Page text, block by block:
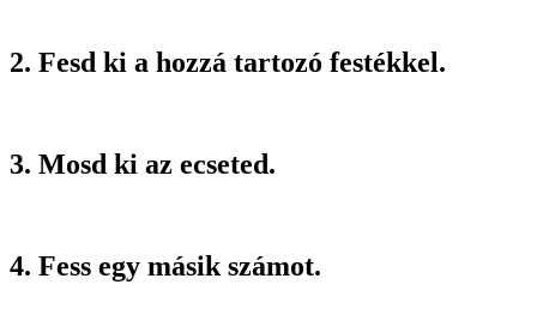
2. Fesd ki a hozzá tartozó festékkel.
3. Mosd ki az ecseted.
4. Fess egy másik számot.